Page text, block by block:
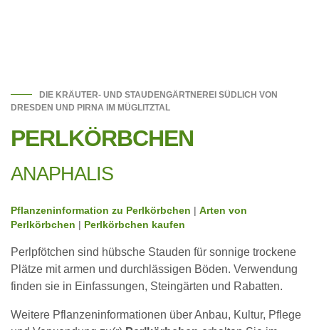
DIE KRÄUTER- UND STAUDENGÄRTNEREI SÜDLICH VON
DRESDEN UND PIRNA IM MÜGLITZTAL
PERLKÖRBCHEN
ANAPHALIS
Pflanzeninformation zu Perlkörbchen
Arten von
Perlkörbchen
Perlkörbchen kaufen
Perlpfötchen sind hübsche Stauden für sonnige trockene
Plätze mit armen und durchlässigen Böden. Verwendung
finden sie in Einfassungen, Steingärten und Rabatten.
Weitere Pflanzeninformationen über Anbau, Kultur, Pflege